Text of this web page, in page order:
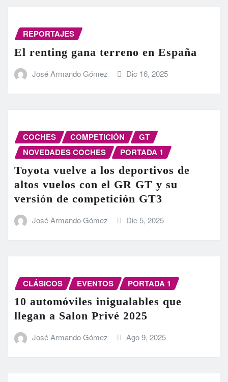
REPORTAJES
El renting gana terreno en España
José Armando Gómez Dic 16, 2025
COCHES COMPETICIÓN
GT
NOVEDADES COCHES
PORTADA 1
Toyota vuelve a los deportivos de
altos vuelos con el GR GT y su
versión de competición GT3
José Armando Gómez Dic 5, 2025
CLÁSICOS EVENTOS PORTADA 1
10 automóviles inigualables que
llegan a Salon Privé 2025
José Armando Gómez Ago 9, 2025